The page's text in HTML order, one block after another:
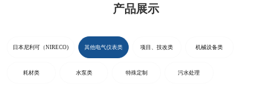
产品展示
日本尼利可（NIRECO) 其他电气仪表类 项目、技改类 机械设备类
耗材类 水泵类 特殊定制 污水处理